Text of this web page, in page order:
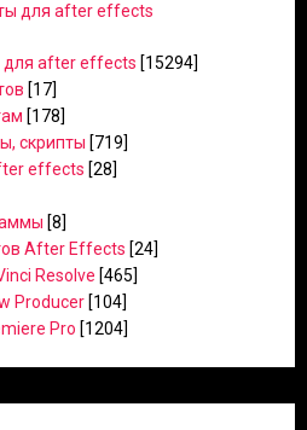
для after effects
для after effects [15294]
[17]
[178]
скрипты [719]
effects [28]
[8]
After Effects [24]
Resolve [465]
Producer [104]
Pro [1204]